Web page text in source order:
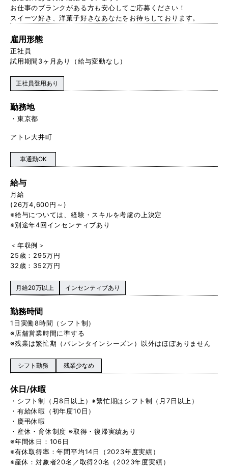
お仕事のブランクがある方も安心してご応募ください！
スイーツ好き、洋菓子好きなあなたをお待ちしております。
雇用形態
正社員
試用期間3ヶ月あり（給与変動なし）
正社員登用あり
勤務地
東京都
アトレ大井町
車通勤OK
給与
月給
(26万4,600円～)
※給与については、経験・スキルを考慮の上決定
※別途年4回インセンティブあり
＜年収例＞
25歳：295万円
32歳：352万円
月給20万以上 インセンティブあり
勤務時間
1日実働8時間（シフト制）
※店舗営業時間に準する
※残業は繁忙期（バレンタインシーズン）以外はほぼありません
シフト勤務 残業少なめ
休日/休暇
・シフト制（月8日以上）※繁忙期はシフト制（月7日以上）
・有給休暇（初年度10日）
・慶弔休暇
・産休・育休制度 ※取得・復帰実績あり
※年間休日：106日
※有休取得率：年間平均14日（2023年度実績）
※産休：対象者20名／取得20名（2023年度実績）